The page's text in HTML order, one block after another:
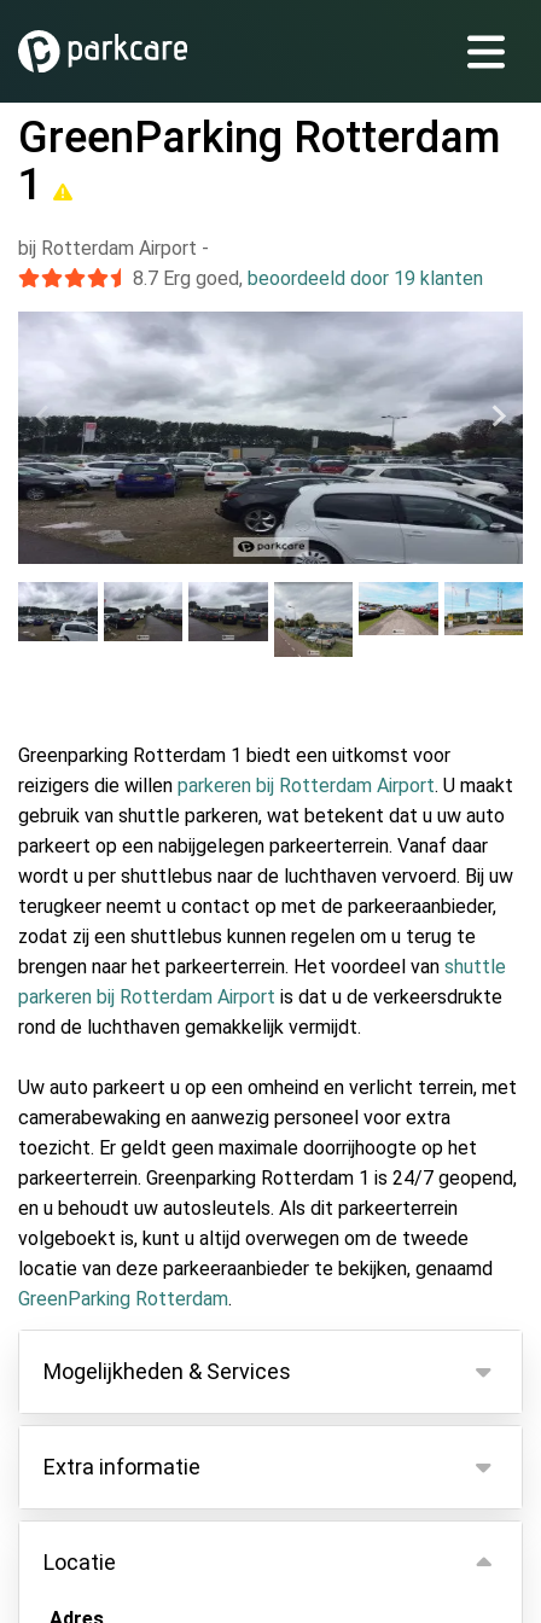
GreenParking Rotterdam
1
bij Rotterdam Airport -
8.7 Erg goed, beoordeeld door 19 klanten
Greenparking Rotterdam 1 biedt een uitkomst voor
reizigers die willen parkeren bij Rotterdam Airport. U maakt
gebruik van shuttle parkeren, wat betekent dat u uw auto
parkeert op een nabijgelegen parkeerterrein. Vanaf daar
wordt u per shuttlebus naar de luchthaven vervoerd. Bij uw
terugkeer neemt u contact op met de parkeeraanbieder,
zodat zij een shuttlebus kunnen regelen om u terug te
brengen naar het parkeerterrein. Het voordeel van shuttle
parkeren bij Rotterdam Airport is dat u de verkeersdrukte
rond de luchthaven gemakkelijk vermijdt.
Uw auto parkeert u op een omheind en verlicht terrein, met
camerabewaking en aanwezig personeel voor extra
toezicht. Er geldt geen maximale doorrijhoogte op het
parkeerterrein. Greenparking Rotterdam 1 is 24/7 geopend,
en u behoudt uw autosleutels. Als dit parkeerterrein
volgeboekt is, kunt u altijd overwegen om de tweede
locatie van deze parkeeraanbieder te bekijken, genaamd
GreenParking Rotterdam.
Mogelijkheden & Services
Mogelijkheden
Binnen parkeren
Autosleutels behouden
Camerabewaking
Extra informatie
Bij deze parkeeraanbieder is het noodzakelijk om
het vluchtnummer door te geven. Zou u dit aan onze
Alle extra kosten dienen ter plekke aan de
Locatie
Adres